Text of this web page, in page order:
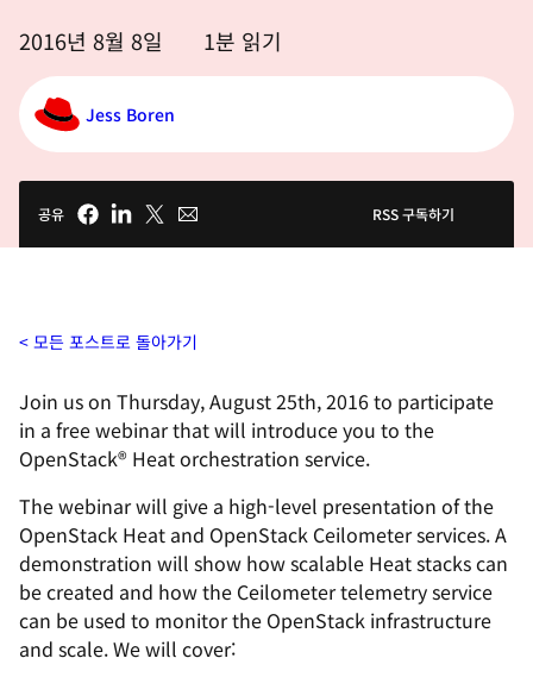
2016년 8월 8일 1분 읽기
Jess Boren
공유 RSS 구독하기
모든 포스트로 돌아가기
Join us on Thursday, August 25th, 2016 to participate
in a free webinar that will introduce you to the
OpenStack® Heat orchestration service.
The webinar will give a high-level presentation of the
OpenStack Heat and OpenStack Ceilometer services. A
demonstration will show how scalable Heat stacks can
be created and how the Ceilometer telemetry service
can be used to monitor the OpenStack infrastructure
and scale. We will cover: